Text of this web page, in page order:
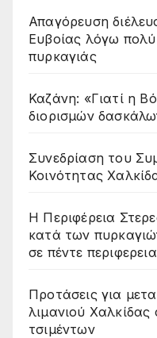
Απαγόρευση
Ευβοίας λόγω
πυρκαγιάς
Καζάνη: «Γιατί η
διορισμών
Συνεδρίαση του
Κοινότητας
Η Περιφέρεια
κατά των
σε πέντε
Προτάσεις για
λιμανιού
τσιμέντων